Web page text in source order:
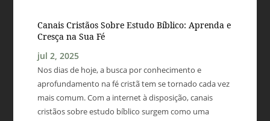
Canais Cristãos Sobre Estudo Bíblico: Aprenda e
Cresça na Sua Fé
jul 2, 2025
Nos dias de hoje, a busca por conhecimento e
aprofundamento na fé cristã tem se tornado cada vez
mais comum. Com a internet à disposição, canais
cristãos sobre estudo bíblico surgem como uma